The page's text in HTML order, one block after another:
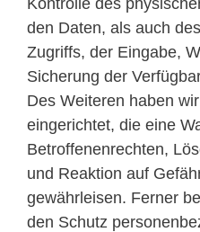
den Daten, als auch
Zugriffs, der Eingabe,
Sicherung der
Des Weiteren haben
eingerichtet, die eine
Betroffenenrechten,
und Reaktion auf
gewährleisen. Ferner
den Schutz